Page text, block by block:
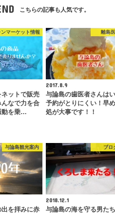
こちらの記事も人気です。
ンマーケット情報
ットで販売
んなで力を合
動を乗…
離島
2017.8.9
与論島の歯医者さんは
予約がとりにくい！早
処が大事です！！
与論島観光案内
を拝みに赤
ブロ
2018.12.1
与論島の海を守る男た